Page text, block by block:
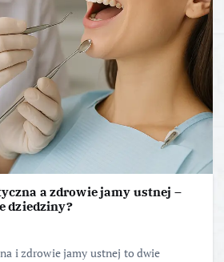
a zdrowie jamy ustnej –
dziedziny?
i zdrowie jamy ustnej to dwie